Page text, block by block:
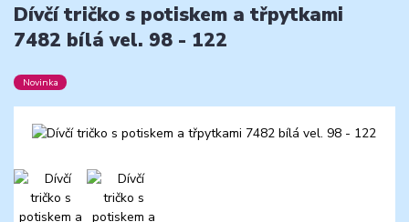
Dívčí tričko s potiskem a třpytkami
7482 bílá vel. 98 - 122
Novinka